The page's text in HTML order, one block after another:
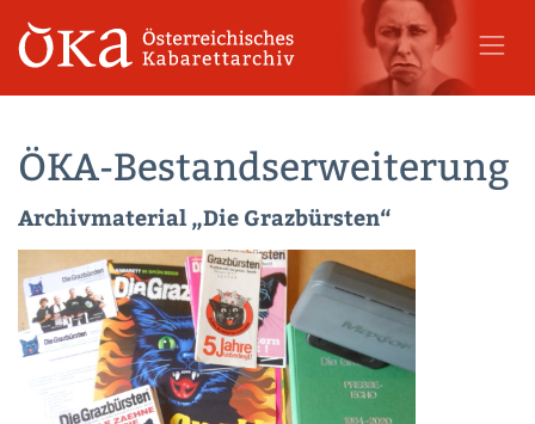
ÖKA-Bestandserweiterung
Archivmaterial „Die Grazbürsten“